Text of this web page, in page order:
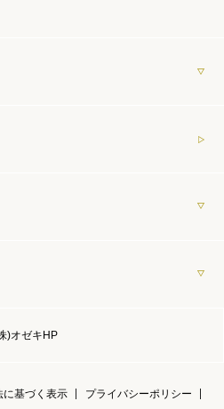
)オゼキHP
に基づく表示 プライバシーポリシー